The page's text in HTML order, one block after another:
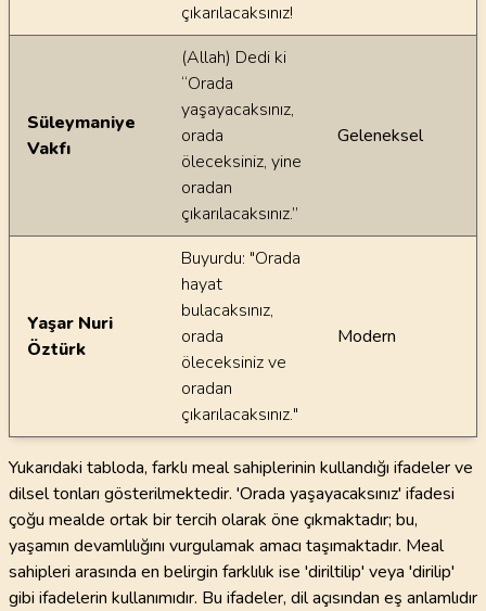
çıkarılacaksınız!
Süleymaniye
Vakfı
(Allah) Dedi ki
“Orada
yaşayacaksınız,
orada
öleceksiniz, yine
oradan
çıkarılacaksınız.”
Geleneksel
Yaşar Nuri
Öztürk
Buyurdu: "Orada
hayat
bulacaksınız,
orada
öleceksiniz ve
oradan
çıkarılacaksınız."
Modern
Yukarıdaki tabloda, farklı meal sahiplerinin kullandığı ifadeler ve
dilsel tonları gösterilmektedir. 'Orada yaşayacaksınız' ifadesi
çoğu mealde ortak bir tercih olarak öne çıkmaktadır; bu,
yaşamın devamlılığını vurgulamak amacı taşımaktadır. Meal
sahipleri arasında en belirgin farklılık ise 'diriltilip' veya 'dirilip'
gibi ifadelerin kullanımıdır. Bu ifadeler, dil açısından eş anlamlıdır